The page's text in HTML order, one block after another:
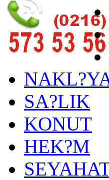
SA?LIK
KONUT
HEK?M